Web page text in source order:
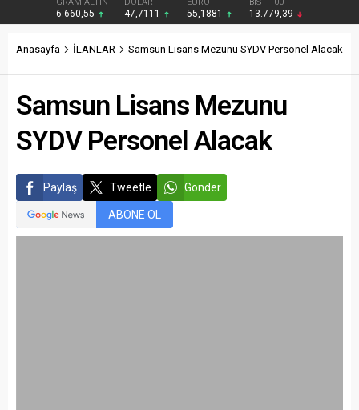
6.660,55 47,7111 55,1881 13.779,39
Anasayfa İLANLAR Samsun Lisans Mezunu SYDV Personel Alacak
Samsun Lisans Mezunu
SYDV Personel Alacak
Paylaş Tweetle Gönder
ABONE OL